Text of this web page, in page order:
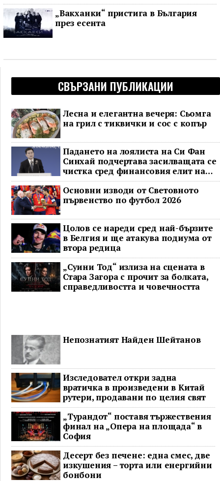
„Вакханки“ пристига в България
през есента
СВЪРЗАНИ ПУБЛИКАЦИИ
Лесна и елегантна вечеря: Сьомга
на грил с тиквички и сос с копър
Падането на лоялиста на Си Фан
Синхай подчертава засилващата се
чистка сред финансовия елит на
Китай
Основни изводи от Световното
първенство по футбол 2026
Цолов се нареди сред най-бързите
в Белгия и ще атакува подиума от
втора редица
„Суини Тод“ излиза на сцената в
Стара Загора с прочит за болката,
справедливостта и човечността
Непознатият Найден Шейтанов
Изследовател откри задна
вратичка в произведени в Китай
рутери, продавани по целия свят
„Турандот“ поставя тържествения
финал на „Опера на площада“ в
София
Десерт без печене: една смес, две
изкушения – торта или енергийни
бонбони